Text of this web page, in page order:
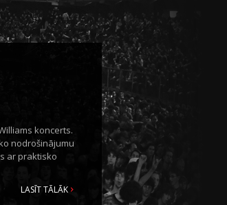
koncerts.
nodrošinājumu
ar praktisko
LASĪT TĀLĀK